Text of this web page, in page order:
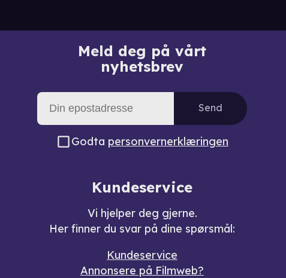
Meld deg på vårt
nyhetsbrev
Send
Godta personvernerklæringen
Kundeservice
Vi hjelper deg gjerne.
Her finner du svar på dine spørsmål:
Kundeservice
Annonsere på Filmweb?